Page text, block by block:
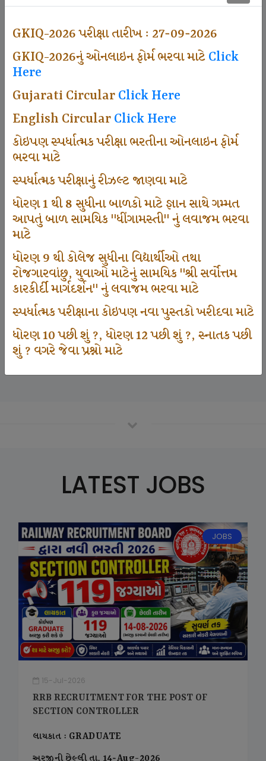
GKIQ-2026 પરીક્ષા તારીખ : 27-09-2026
GKIQ-2026નું ઓનલાઇન ફોર્મ ભરવા માટેClick
Here
Gujarati CircularClick Here
English CircularClick Here
કોઇપણ સ્પર્ધાત્મક પરીક્ષા ભરતીના ઓનલાઇન ફોર્મ
ભરવા માટે
સ્પર્ધાત્મક પરીક્ષાનું રીઝલ્ટ જાણવા માટે
ધોરણ 1 થી 8 સુધીના બાળકો માટે જ્ઞાન સાથે ગમ્મત
આપતું બાળ સામયિક "ધીંગામસ્તી" નું લવાજમ ભરવા
માટે
ધોરણ 9 થી કોલેજ સુધીના વિદ્યાર્થીઓ તથા
રોજગારવાંછુ, યુવાઓ માટેનું સામયિક "શ્રી સર્વોત્તમ
કારકીર્દી માર્ગદર્શન" નું લવાજમ ભરવા માટે
સ્પર્ધાત્મક પરીક્ષાના કોઇપણ નવા પુસ્તકો ખરીદવા માટે
ધોરણ 10 પછી શું ?, ધોરણ 12 પછી શું ?, સ્નાતક પછી
શું ? વગરે જેવા પ્રશ્નો માટે
501
Dhingamasti Subscription
671
1000
Participate School In GKIQ
125000
LATEST JOBS
JOBS
15-Jul-2026
RRB RECRUITMENT FOR THE POST OF
SECTION CONTROLLER
લાયકાત : GRADUATE
અરજીની છેલ્લી તા. 14-Aug-2026